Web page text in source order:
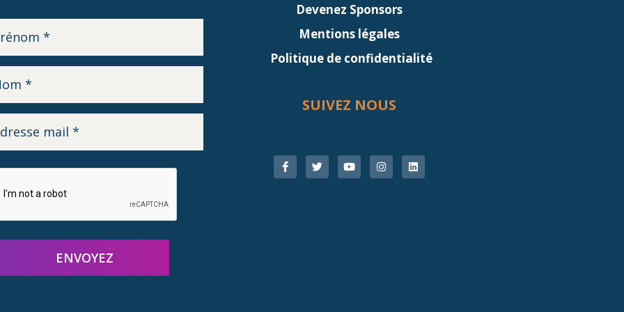
Devenez Sponsors
Mentions légales
Politique de confidentialité
SUIVEZ NOUS